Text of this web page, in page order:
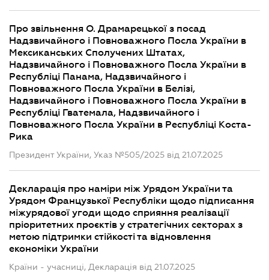
Про звільнення О. Драмарецької з посад
Надзвичайного і Повноважного Посла України в
Мексиканських Сполучених Штатах,
Надзвичайного і Повноважного Посла України в
Республіці Панама, Надзвичайного і
Повноважного Посла України в Белізі,
Надзвичайного і Повноважного Посла України в
Республіці Гватемала, Надзвичайного і
Повноважного Посла України в Республіці Коста-
Рика
Президент України, Указ №505/2025 від 21.07.2025
Декларація про наміри між Урядом України та
Урядом Французької Республіки щодо підписання
міжурядової угоди щодо сприяння реалізації
пріоритетних проєктів у стратегічних секторах з
метою підтримки стійкості та відновлення
економіки України
Країни - учасниці, Декларація від 21.07.2025